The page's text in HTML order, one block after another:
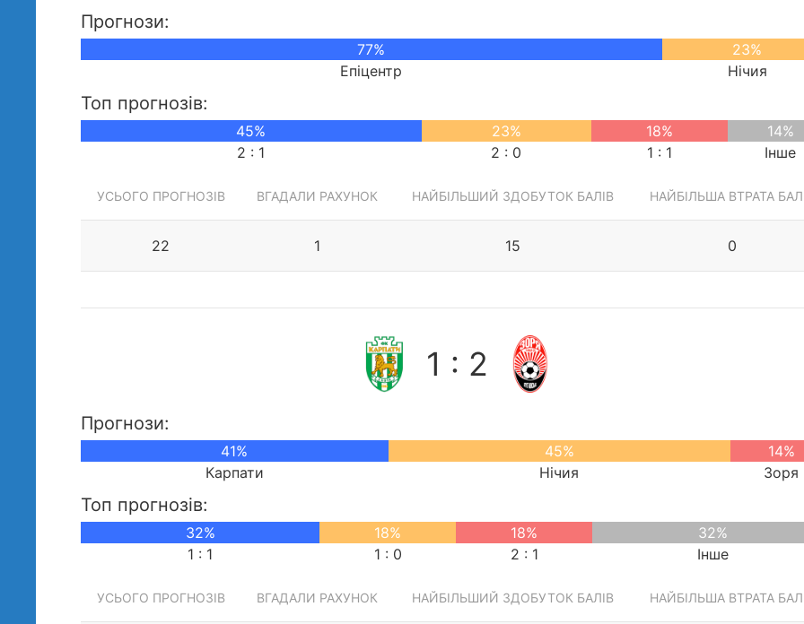
Прогнози:
77%
23%
Епіцентр
Нічия
Топ прогнозів:
45% 23% 18%
14%
2 : 1
2 : 0 1 : 1 Інше
УСЬОГО ПРОГНОЗІВ ВГАДАЛИ РАХУНОК НАЙБІЛЬШИЙ ЗДОБУТОК БАЛІВ НАЙБІЛЬША ВТРАТА
22 1 15 0
1 : 2
Прогнози:
41% 45%
14%
Карпати
Нічия Зоря
Топ прогнозів:
32% 18% 18%
32%
1 : 1
1 : 0 2 : 1 Інше
УСЬОГО ПРОГНОЗІВ ВГАДАЛИ РАХУНОК НАЙБІЛЬШИЙ ЗДОБУТОК БАЛІВ НАЙБІЛЬША ВТРАТА